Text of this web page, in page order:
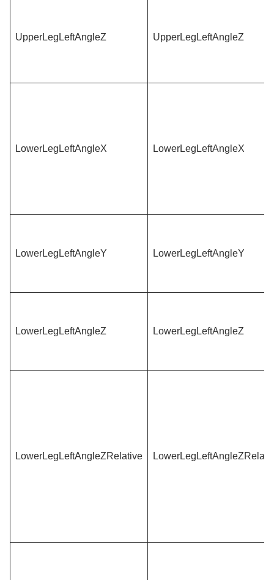
UpperLegLeftAngleZ UpperLegLeftAngleZ
LowerLegLeftAngleX LowerLegLeftAngleX
LowerLegLeftAngleY LowerLegLeftAngleY
LowerLegLeftAngleZ LowerLegLeftAngleZ
LowerLegLeftAngleZRelative